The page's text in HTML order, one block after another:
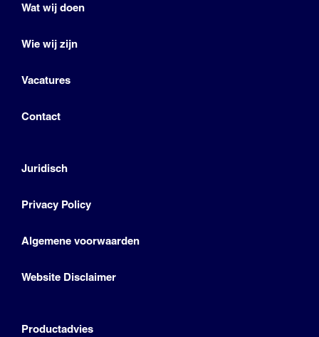
Wat wij doen
Wie wij zijn
Vacatures
Contact
Juridisch
Privacy Policy
Algemene voorwaarden
Website Disclaimer
Productadvies